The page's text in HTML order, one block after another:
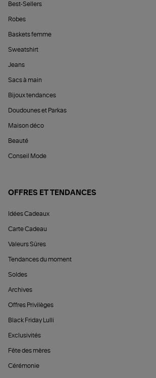
Best-Sellers
Robes
Baskets femme
Sweatshirt
Jeans
Sacs à main
Bijoux tendances
Doudounes et Parkas
Maison déco
Beauté
Conseil Mode
OFFRES ET TENDANCES
Idées Cadeaux
Carte Cadeau
Valeurs Sûres
Tendances du moment
Soldes
Archives
Offres Privilèges
Black Friday Lulli
Exclusivités
Fête des mères
Cérémonie